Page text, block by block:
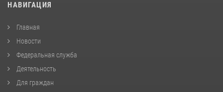
НАВИГАЦИЯ
Главная
Новости
Федеральная служба
Деятельность
Для граждан